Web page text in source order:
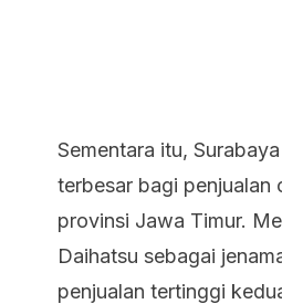
Sementara itu,
terbesar bagi penjualan
provinsi Jawa Timur.
Daihatsu sebagai
penjualan tertinggi